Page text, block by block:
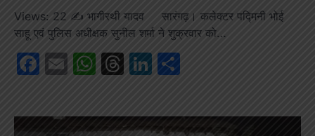
Views: 22 ✍️ भागीरथी यादव सारंगढ़। कलेक्टर पद्मिनी भोई
साहू एवं पुलिस अधीक्षक सुनील शर्मा ने शुक्रवार को…
Facebook
EmailWhatsApp
Threads
LinkedIn